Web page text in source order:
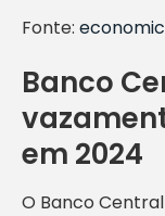
Fonte:
Banco
em 2024
O Banco